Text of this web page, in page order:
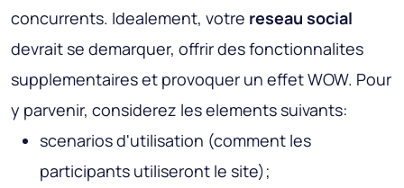
concurrents. Idealement, votre reseau social
devrait se demarquer, offrir des fonctionnalites
supplementaires et provoquer un effet WOW. Pour
y parvenir, considerez les elements suivants:
scenarios d'utilisation (comment les
participants utiliseront le site);